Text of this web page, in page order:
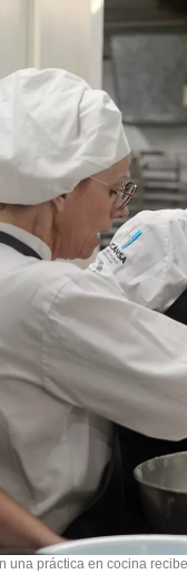
una práctica en cocina